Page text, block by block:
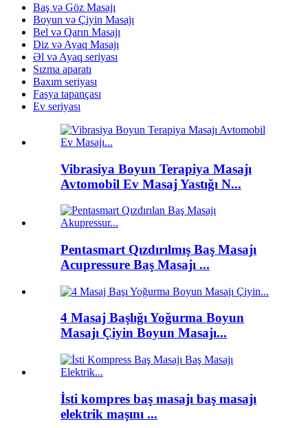
Baş və Göz Masajı
Boyun və Çiyin Masajı
Bel və Qarın Masajı
Diz və Ayaq Masajı
Əl və Ayaq seriyası
Sızma aparatı
Baxım seriyası
Fasya tapançası
Ev seriyası
Vibrasiya Boyun Terapiya Masajı
Avtomobil Ev Masaj Yastığı N...
Pentasmart Qızdırılmış Baş Masajı
Acupressure Baş Masajı ...
4 Masaj Başlığı Yoğurma Boyun
Masajı Çiyin Boyun Masajı...
İsti kompres baş masajı baş masajı
elektrik maşını ...